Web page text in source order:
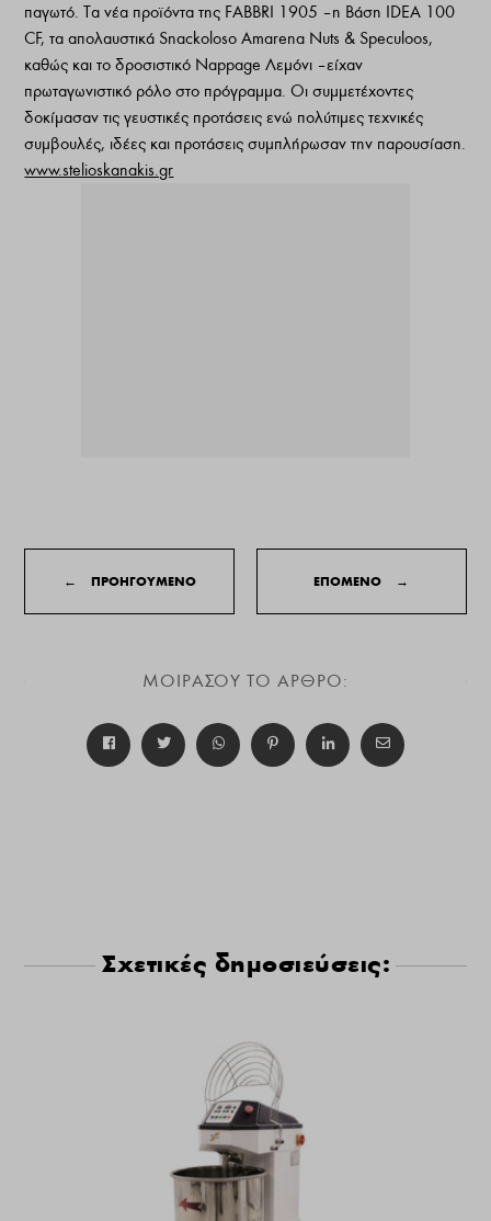
παγωτό. Τα νέα προϊόντα της FABBRI 1905 – η Βάση IDEA 100
CF, τα απολαυστικά Snackoloso Amarena Nuts & Speculoos,
καθώς και το δροσιστικό Nappage Λεμόνι – είχαν
πρωταγωνιστικό ρόλο στο πρόγραμμα. Οι συμμετέχοντες
δοκίμασαν τις γευστικές προτάσεις ενώ πολύτιμες τεχνικές
συμβουλές, ιδέες και προτάσεις συμπλήρωσαν την παρουσίαση.
www.stelioskanakis.gr
← ΠΡΟΗΓΟΥΜΕΝΟ ΕΠΟΜΕΝΟ →
ΜΟΙΡΑΣΟΥ ΤΟ ΑΡΘΡΟ:
Σχετικές δημοσιεύσεις: